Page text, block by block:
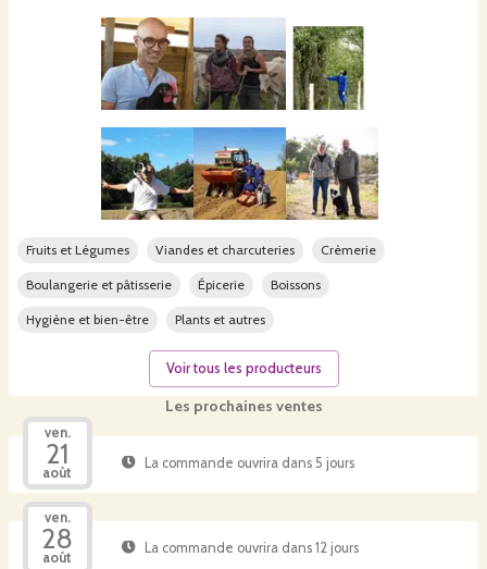
Les prochaines ventes
ven.
21
août
La commande ouvrira dans 5 jours
ven.
28
août
La commande ouvrira dans 12 jours
Fruits et Légumes Viandes et charcuteries Crèmerie
Boulangerie et pâtisserie Épicerie Boissons
Hygiène et bien-être Plants et autres
Voir tous les producteurs